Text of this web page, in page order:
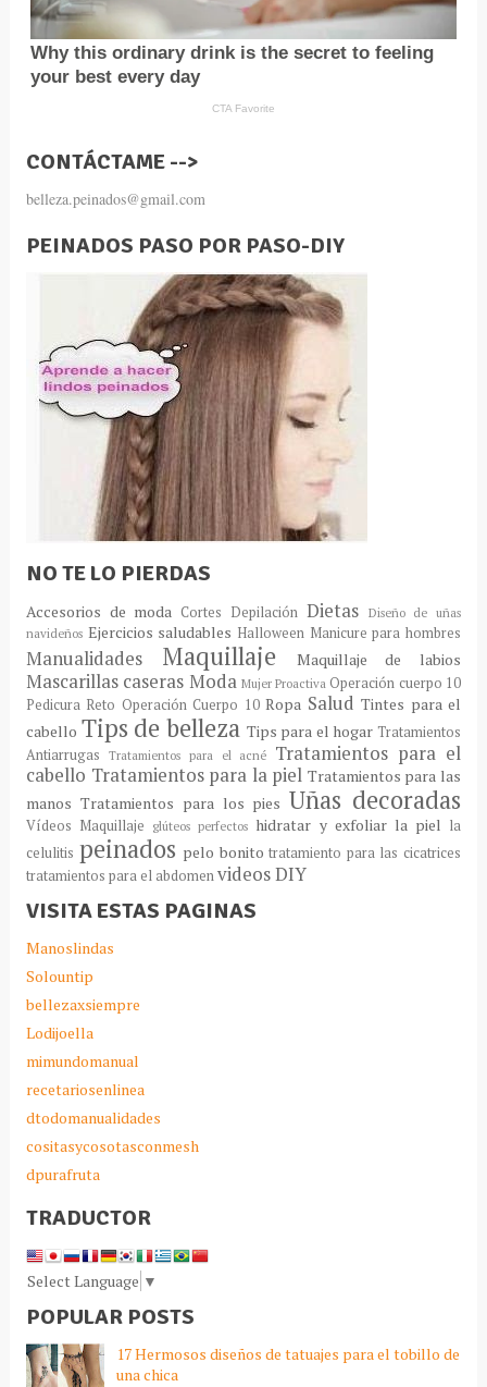
CONTÁCTAME -->
belleza.peinados@gmail.com
PEINADOS PASO POR PASO-DIY
NO TE LO PIERDAS
Accesorios de moda Cortes Depilación Dietas
Diseño de uñas
navideños Ejercicios saludables Halloween Manicure para hombres
Manualidades Maquillaje Maquillaje de labios
Mascarillas caseras Moda Mujer Proactiva Operación cuerpo 10
Pedicura Reto Operación Cuerpo 10 Ropa Salud Tintes para el
cabello Tips de belleza Tips para el hogar Tratamientos
Antiarrugas Tratamientos para el acné Tratamientos para el
cabello Tratamientos para la piel Tratamientos para las
manos Tratamientos para los pies Uñas decoradas
Vídeos Maquillaje glúteos perfectos hidratar y exfoliar la piel la
celulitis peinados pelo bonito tratamiento para las cicatrices
tratamientos para el abdomenvideos DIY
VISITA ESTAS PAGINAS
Manoslindas
Solountip
bellezaxsiempre
Lodijoella
mimundomanual
recetariosenlinea
dtodomanualidades
cositasycosotasconmesh
dpurafruta
TRADUCTOR
Select Language ▼
POPULAR POSTS
17 Hermosos diseños de tatuajes para el tobillo de
una chica